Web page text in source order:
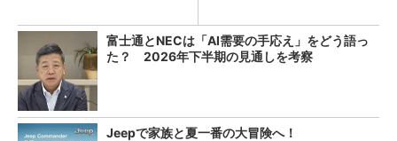
富士通とNECは「AI需要の手応え」をどう語っ
た？ 2026年下半期の見通しを考察
Jeepで家族と夏一番の大冒険へ！